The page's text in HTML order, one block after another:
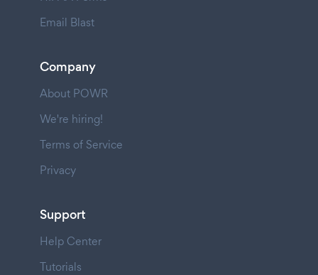
Email Blast
Company
About POWR
We're hiring!
Terms of Service
Privacy
Support
Help Center
Tutorials